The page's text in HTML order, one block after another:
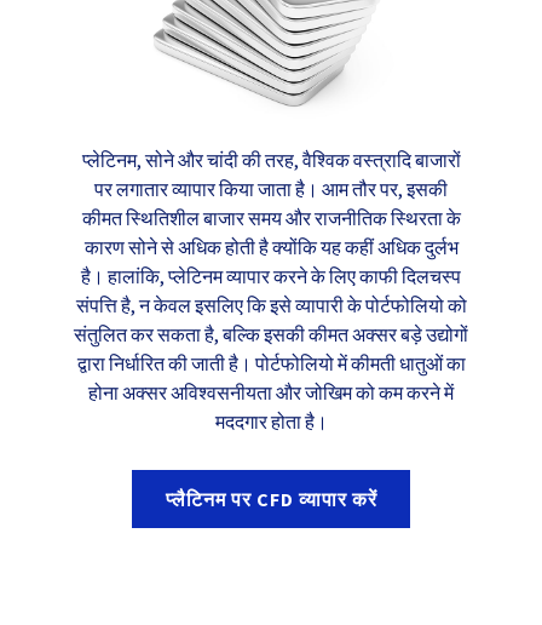
प्लेटिनम, सोने और चांदी की तरह, वैश्विक वस्त्रादि बाजारों
पर लगातार व्यापार किया जाता है। आम तौर पर, इसकी
कीमत स्थितिशील बाजार समय और राजनीतिक स्थिरता के
कारण सोने से अधिक होती है क्योंकि यह कहीं अधिक दुर्लभ
है। हालांकि, प्लेटिनम व्यापार करने के लिए काफी दिलचस्प
संपत्ति है, न केवल इसलिए कि इसे व्यापारी के पोर्टफोलियो को
संतुलित कर सकता है, बल्कि इसकी कीमत अक्सर बड़े उद्योगों
द्वारा निर्धारित की जाती है। पोर्टफोलियो में कीमती धातुओं का
होना अक्सर अविश्वसनीयता और जोखिम को कम करने में
मददगार होता है।
प्लैटिनम पर CFD व्यापार करें